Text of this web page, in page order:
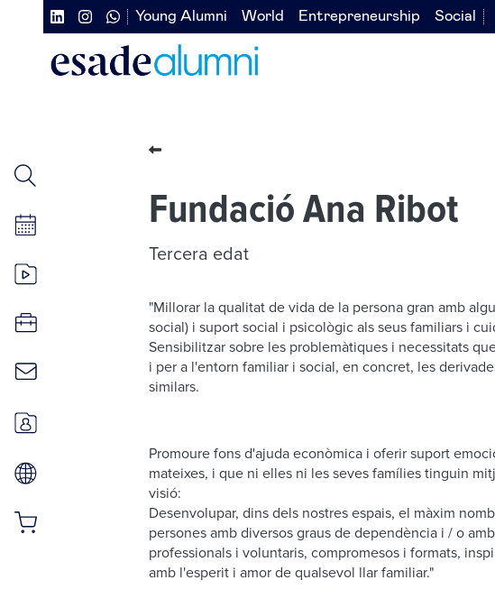
Navegación
secundaria
redes
Navegación
secundaria
izquierda
Young Alumni World Entrepreneurship Social
Fundació Ana Ribot
Tercera edat
"Millorar la qualitat de vida de la persona gran amb
social) i suport social i psicològic als seus familiars i
Sensibilitzar sobre les problemàtiques i necessitats
i per a l'entorn familiar i social, en concret, les
similars.
Promoure fons d'ajuda econòmica i oferir suport
mateixes, i que ni elles ni les seves famílies tinguin
visió:
Desenvolupar, dins dels nostres espais, el màxim
persones amb diversos graus de dependència i / o
professionals i voluntaris, compromesos i formats,
amb l'esperit i amor de qualsevol llar familiar."